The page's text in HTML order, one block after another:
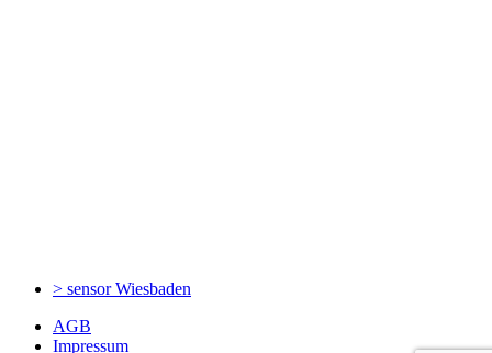
> sensorWiesbaden
AGB
Impressum